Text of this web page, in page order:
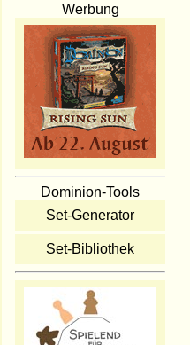
Werbung
Dominion-Tools
Set-Generator
Set-Bibliothek